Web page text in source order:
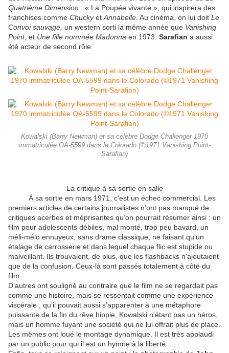
Quatrième Dimension : « La Poupée vivante », qui inspirera des
franchises comme Chuckyet Annabelle . Au cinéma, on lui doit Le
Convoi sauvage, un western sorti la même année que Vanishing
Point, et Une fille nommée Madonna en 1973. Sarafian a aussi
été acteur de second rôle.
Kowalski (Barry Newman) et sa célèbre Dodge Challenger 1970
immatriculée OA-5599 dans le Colorado (©1971 Vanishing Point-
Sarafian)
La critique à sa sortie en salle
À sa sortie en mars 1971, c'est un échec commercial. Les
premiers articles de certains journalistes n’ont pas manqué de
critiques acerbes et méprisantes qu’on pourrait résumer ainsi : un
film pour adolescents débiles, mal monté, trop peu bavard, un
méli-mélo ennuyeux, sans drame classique, ne faisant qu'un
étalage de carrosserie et dans lequel chaque flic est stupide ou
malveillant. Ils trouvaient, de plus, que les flashbacks n'ajoutaient
que de la confusion. Ceux-là sont passés totalement à côté du
film.
D’autres ont souligné au contraire que le film ne se regardait pas
comme une histoire, mais se ressentait comme une expérience
viscérale ; qu’il pouvait aussi s’apparenter à une métaphore
puissante de la fin du rêve hippie, Kowalski n'étant pas un héros,
mais un homme fuyant une société qui ne lui offrait plus de place.
Les mêmes ont loué le montage dynamique. Il est très applaudi
par un public pour qui il est un hymne à la liberté